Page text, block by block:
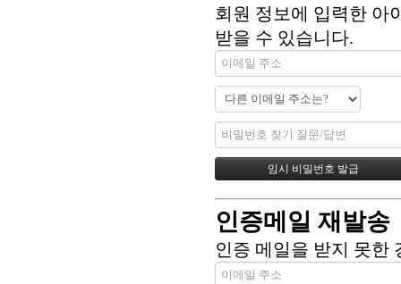
회원 정보에 입력한 아
받을 수 있습니다.
인증메일 재발송
인증 메일을 받지 못한